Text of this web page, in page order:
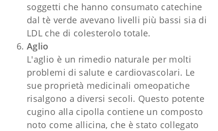
soggetti che hanno consumato catechine
dal tè verde avevano livelli più bassi sia di
LDL che di colesterolo totale.
Aglio
L'aglio è un rimedio naturale per molti
problemi di salute e cardiovascolari. Le
sue proprietà medicinali omeopatiche
risalgono a diversi secoli. Questo potente
cugino alla cipolla contiene un composto
noto come allicina, che è stato collegato